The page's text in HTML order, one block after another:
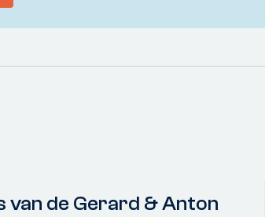
van de Gerard & Anton